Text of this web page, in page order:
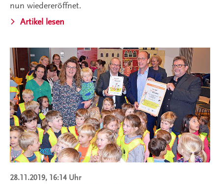
nun wiedereröffnet.
Artikel lesen
28.11.2019, 16:14 Uhr